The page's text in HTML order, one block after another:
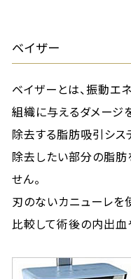
ベイザー
ベイザーとは、振動エ
組織に与えるダメージ
除去する脂肪吸引シス
除去したい部分の脂肪
せん。
刃のないカニューレを
比較して術後の内出血